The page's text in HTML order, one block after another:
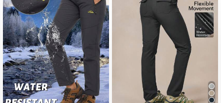
4.85 172K ผู้ติดตาม
4.85 172K ผู้ติดตาม